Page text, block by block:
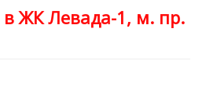
ЖК Левада-1, м. пр.